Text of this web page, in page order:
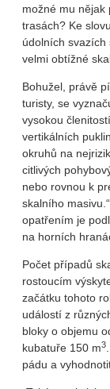
možné mu nějak
trasách? Ke
údolních
velmi obtížné
Bohužel, právě
turisty, se
vysokou
vertikálních
okruhů na
citlivých
nebo rovnou k
skalního
opatřením je
na horních
Počet případů
rostoucím
začátku tohoto
událostí z
bloky o objemu
kubatuře 150 m3
pádu a